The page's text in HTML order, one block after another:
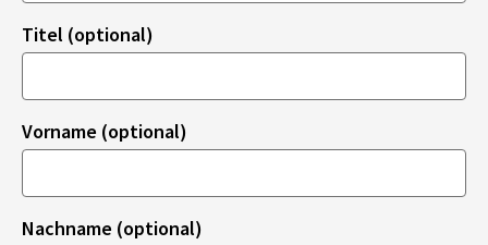
Titel (optional)
Vorname (optional)
Nachname (optional)